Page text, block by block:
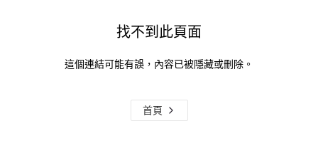
找不到此頁面
這個連結可能有誤，內容已被隱藏或刪除。
首頁